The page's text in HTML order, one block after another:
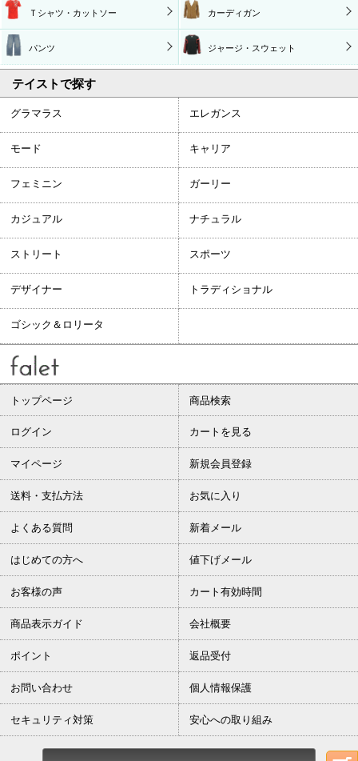
Ｔシャツ・カットソー カーディガン
パンツ ジャージ・スウェット
テイストで探す
グラマラス エレガンス
モード キャリア
フェミニン ガーリー
カジュアル ナチュラル
ストリート スポーツ
デザイナー トラディショナル
ゴシック＆ロリータ
トップページ 商品検索
ログイン カートを見る
マイページ 新規会員登録
送料・支払方法 お気に入り
よくある質問 新着メール
はじめての方へ 値下げメール
お客様の声 カート有効時間
商品表示ガイド 会社概要
ポイント 返品受付
お問い合わせ 個人情報保護
セキュリティ対策 安心への取り組み